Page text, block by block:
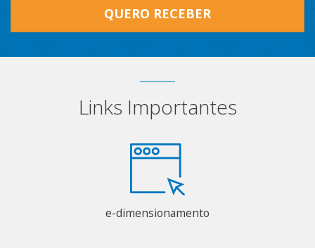
QUERO RECEBER
Links Importantes
e-dimensionamento